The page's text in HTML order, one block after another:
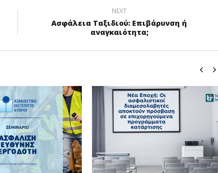
NEXT
Ασφάλεια Ταξιδιού: Επιβάρυνση ή
αναγκαιότητα;